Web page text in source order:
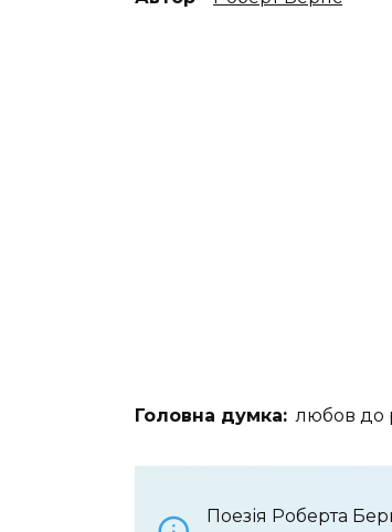
Головна думка: любов до
Поезія Роберта